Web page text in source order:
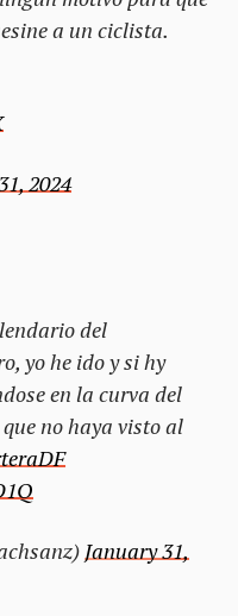
a un ciclista.
2024
del
yo he ido y si hy
en la curva del
que no haya visto al
January 31,